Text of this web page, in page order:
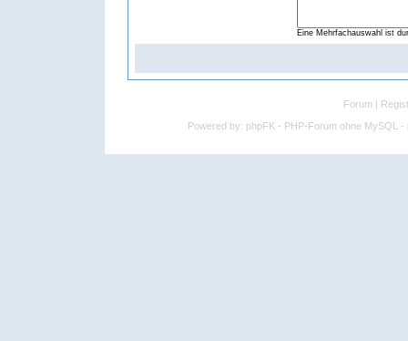
Eine Mehrfachauswahl ist
Forum |
Powered by: phpFK - PHP-Forum ohne MySQL -